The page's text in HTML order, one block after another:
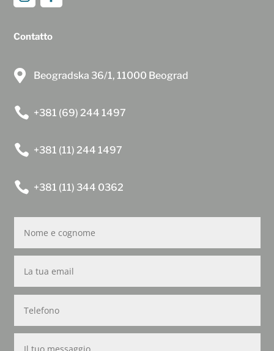
Contatto
 Beogradska 36/1, 11000 Beograd
 +381 (69) 244 1497
 +381 (11) 244 1497
 +381 (11) 344 0362